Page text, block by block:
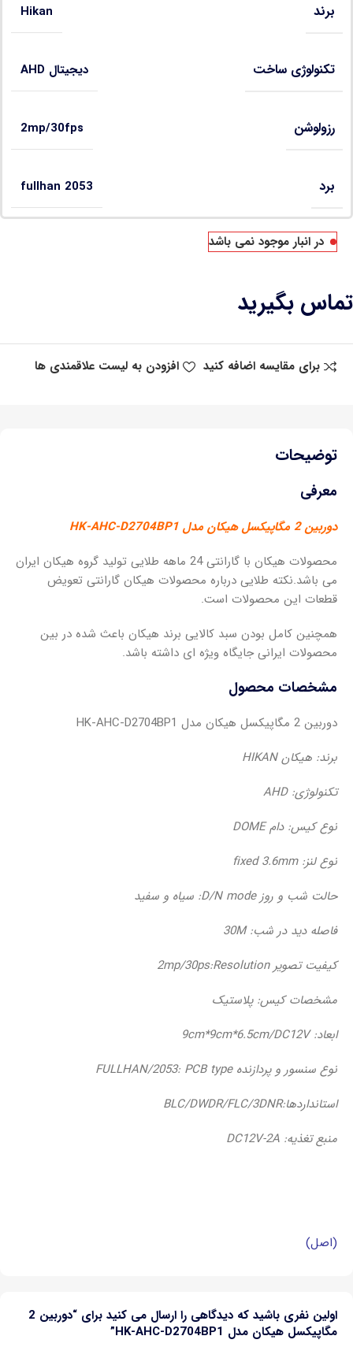
برند Hikan
تکنولوژی ساخت دیجیتال AHD
رزولوشن 2mp/30fps
برد fullhan 2053
در انبار موجود نمی باشد
تماس بگیرید
برای مقایسه اضافه کنید افزودن به لیست علاقمندی ها
توضیحات
معرفی
دوربین 2 مگاپیکسل هیکان مدل HK-AHC-D2704BP1
محصولات هیکان با گارانتی 24 ماهه طلایی تولید گروه هیکان ایران
می باشد.نکته طلایی درباره محصولات هیکان گارانتی تعویض
قطعات این محصولات است.
همچنین کامل بودن سبد کالایی برند هیکان باعث شده در بین
محصولات ایرانی جایگاه ویژه ای داشته باشد.
مشخصات محصول
دوربین 2 مگاپیکسل هیکان مدل HK-AHC-D2704BP1
برند: هیکان HIKAN
تکنولوژی: AHD
نوع کیس: دام DOME
نوع لنز: fixed 3.6mm
حالت شب و روز D/N mode: سیاه و سفید
فاصله دید در شب: 30M
کیفیت تصویر 2mp/30ps:Resolution
مشخصات کیس: پلاستیک
ابعاد: 9cm*9cm*6.5cm/DC12V
نوع سنسور و پردازنده FULLHAN/2053: PCB type
استانداردها:BLC/DWDR/FLC/3DNR
منبع تغذیه: DC12V-2A
(اصل)
اولین نفری باشید که دیدگاهی را ارسال می کنید برای “دوربین 2
مگاپیکسل هیکان مدل HK-AHC-D2704BP1”